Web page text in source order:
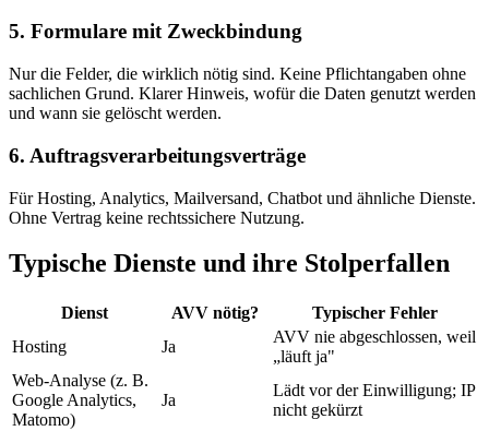
5. Formulare mit Zweckbindung
Nur die Felder, die wirklich nötig sind. Keine Pflichtangaben ohne
sachlichen Grund. Klarer Hinweis, wofür die Daten genutzt werden
und wann sie gelöscht werden.
6. Auftragsverarbeitungsverträge
Für Hosting, Analytics, Mailversand, Chatbot und ähnliche Dienste.
Ohne Vertrag keine rechtssichere Nutzung.
Typische Dienste und ihre Stolperfallen
Dienst AVV nötig?
Typischer Fehler
Hosting
Ja
AVV nie abgeschlossen, weil
„läuft ja"
Web-Analyse (z. B.
Google Analytics,
Matomo)
Ja
Lädt vor der Einwilligung; IP
nicht gekürzt